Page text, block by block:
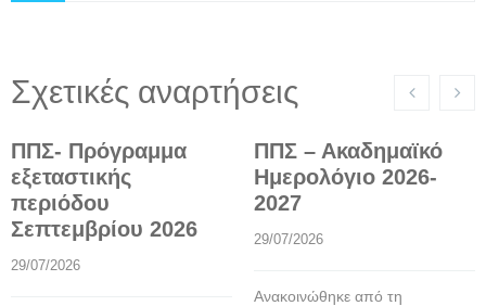
Σχετικές αναρτήσεις
ΠΠΣ- Πρόγραμμα
εξεταστικής
περιόδου
Σεπτεμβρίου 2026
29/07/2026
ΠΠΣ – Ακαδημαϊκό
Ημερολόγιο 2026-
2027
29/07/2026
Ανακοινώθηκε από τη